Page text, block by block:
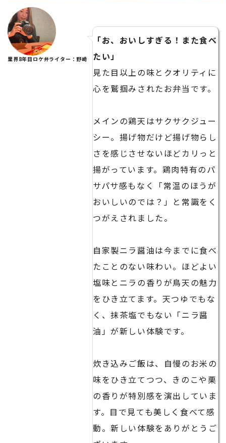
業界8年目ロケ弁ライター：野崎
「お、おいしすぎる！また食べ
たい」
見た目以上の味とクオリティに
心を鷲掴みされたお弁当です。
メインの鶏天はサクサクジュー
シー。揚げ物だけど揚げ物らし
さを感じさせないほどカリっと
揚がっています。鶏肉特有のパ
サパサ感もなく「常温のほうが
おいしいのでは？」と常識をく
つがえされました。
自家製ニラ醤油は今までに食べ
たことのない味わい。ほどよい
塩味とニラの香りが鳥天の魅力
をひき立てます。天つゆでもな
く、抹茶塩でもない「ニラ醤
油」が新しい体験です。
炊き込みご飯は、自慢のお米の
味をひき立てつつ、きのこや栗
の香りが特別感を演出していま
す。目で見ても美しく食べて感
動。新しい体験をありがとうご